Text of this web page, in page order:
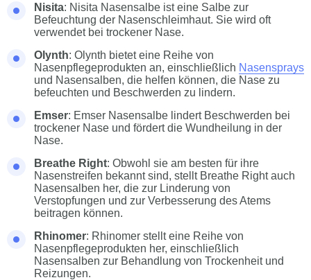
Nisita: Nisita Nasensalbe ist eine Salbe zur
Befeuchtung der Nasenschleimhaut. Sie wird oft
verwendet bei trockener Nase.
Olynth: Olynth bietet eine Reihe von
Nasenpflegeprodukten an, einschließlich Nasensprays
und Nasensalben, die helfen können, die Nase zu
befeuchten und Beschwerden zu lindern.
Emser: Emser Nasensalbe lindert Beschwerden bei
trockener Nase und fördert die Wundheilung in der
Nase.
Breathe Right: Obwohl sie am besten für ihre
Nasenstreifen bekannt sind, stellt Breathe Right auch
Nasensalben her, die zur Linderung von
Verstopfungen und zur Verbesserung des Atems
beitragen können.
Rhinomer: Rhinomer stellt eine Reihe von
Nasenpflegeprodukten her, einschließlich
Nasensalben zur Behandlung von Trockenheit und
Reizungen.